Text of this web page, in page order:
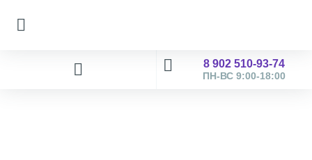
8 902 510-93-74
ПН-ВС 9:00-18:00